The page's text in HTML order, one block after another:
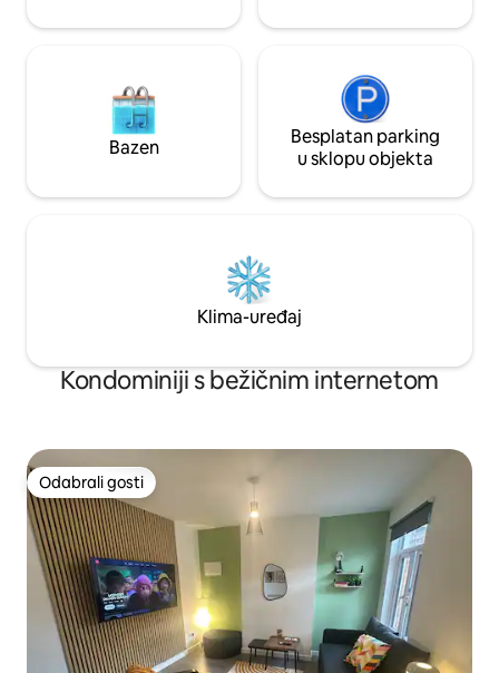
Bazen
Besplatan parking
u sklopu objekta
Klima-uređaj
Kondominiji s bežičnim internetom
Odabrali gosti
Odabrali gosti